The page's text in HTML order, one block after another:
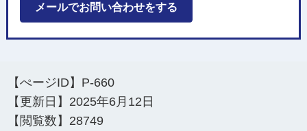
メールでお問い合わせをする
【ぺージID】 P-660
【更新日】 2025年6月12日
【閲覧数】 28749